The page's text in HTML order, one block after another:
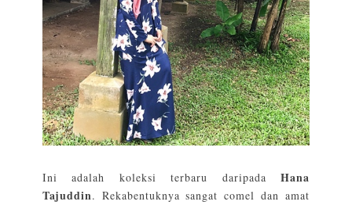
Ini adalah koleksi terbaru daripadaHana
Tajuddin. Rekabentuknya sangat comel dan amat